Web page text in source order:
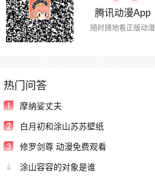
腾讯动漫App
随时随地看正版动漫
热门问答
1 摩纳娑丈夫
2 白月初和涂山苏苏壁纸
3 修罗剑尊 动漫免费观看
4 涂山容容的对象是谁